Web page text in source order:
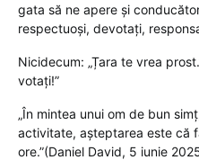
gata să ne apere și
respectuoși, devotați,
Nicidecum: „Țara te vrea
votați!”
„În mintea unui om de bun
activitate, așteptarea este că
ore.”(Daniel David, 5 iunie